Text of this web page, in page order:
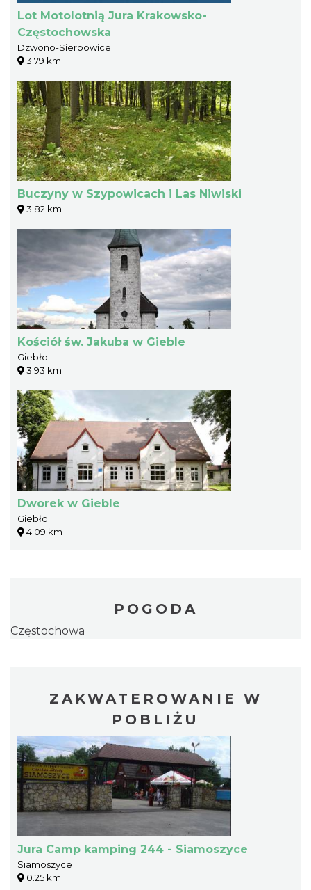
Lot Motolotnią Jura Krakowsko-
Częstochowska
Dzwono-Sierbowice
3.79 km
Buczyny w Szypowicach i Las Niwiski
3.82 km
Kościół św. Jakuba w Gieble
Giebło
3.93 km
Dworek w Gieble
Giebło
4.09 km
POGODA
Częstochowa
ZAKWATEROWANIE W
POBLIŻU
Jura Camp kamping 244 - Siamoszyce
Siamoszyce
0.25 km